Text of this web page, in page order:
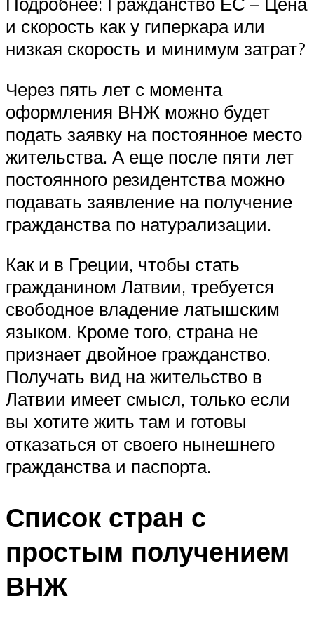
и скорость как у гиперкара или
низкая скорость и минимум затрат?
Через пять лет с момента
оформления ВНЖ можно будет
подать заявку на постоянное место
жительства. А еще после пяти лет
постоянного резидентства можно
подавать заявление на получение
гражданства по натурализации.
Как и в Греции, чтобы стать
гражданином Латвии, требуется
свободное владение латышским
языком. Кроме того, страна не
признает двойное гражданство.
Получать вид на жительство в
Латвии имеет смысл, только если
вы хотите жить там и готовы
отказаться от своего нынешнего
гражданства и паспорта.
Список стран с
простым получением
ВНЖ